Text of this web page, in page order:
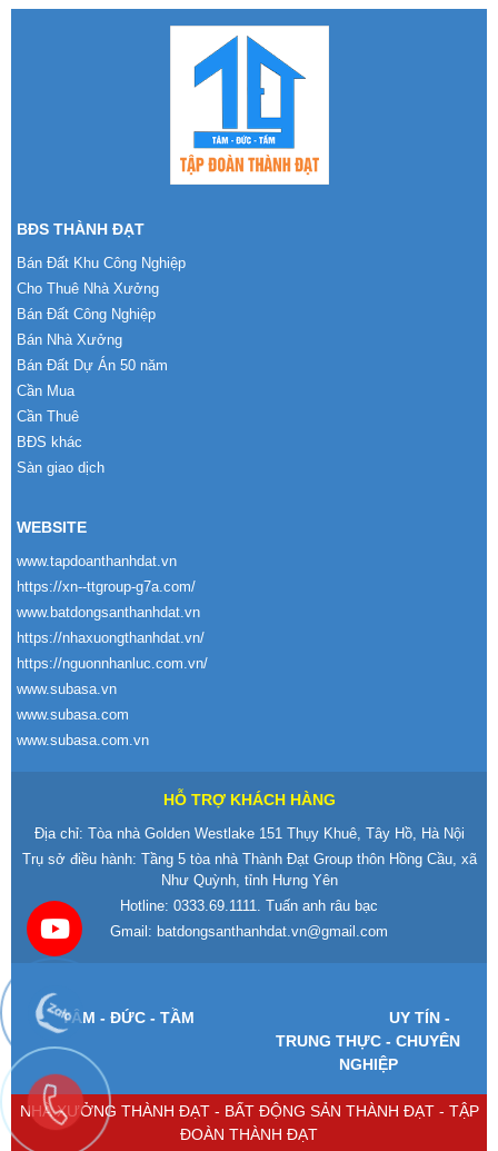
BĐS THÀNH ĐẠT
Bán Đất Khu Công Nghiệp
Cho Thuê Nhà Xưởng
Bán Đất Công Nghiệp
Bán Nhà Xưởng
Bán Đất Dự Án 50 năm
Cần Mua
Cần Thuê
BĐS khác
Sàn giao dịch
WEBSITE
www.tapdoanthanhdat.vn
https://xn--ttgroup-g7a.com/
www.batdongsanthanhdat.vn
https://nhaxuongthanhdat.vn/
https://nguonnhanluc.com.vn/
www.subasa.vn
www.subasa.com
www.subasa.com.vn
HỖ TRỢ KHÁCH HÀNG
Địa chỉ: Tòa nhà Golden Westlake 151 Thụy Khuê, Tây Hồ, Hà Nội
Trụ sở điều hành: Tầng 5 tòa nhà Thành Đạt Group thôn Hồng Cầu, xã
Như Quỳnh, tỉnh Hưng Yên
Hotline: 0333.69.1111. Tuấn anh râu bạc
Gmail: batdongsanthanhdat.vn@gmail.com
TÂM - ĐỨC - TẦM UY TÍN -
TRUNG THỰC - CHUYÊN
NGHIỆP
NHÀ XƯỞNG THÀNH ĐẠT - BẤT ĐỘNG SẢN THÀNH ĐẠT - TẬP
ĐOÀN THÀNH ĐẠT